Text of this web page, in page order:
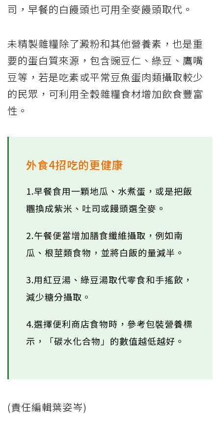
司，早餐的白饅頭也可用全麥饅頭取代。
未精製雜糧除了澱粉和其他營養素，也是重
要的蛋白質來源，包含豌豆仁、綠豆、鷹嘴
豆等，若是吃素或平常豆魚蛋肉類攝取較少
的民眾，可利用全穀雜糧食材增加飲食豐富
性。
外食4招吃的更健康
1.早餐食用一顆地瓜、水煮蛋，或是把飯
糰換成紫米、吐司或饅頭選全麥。
2.午餐便當增加膳食纖維攝取，例如南
瓜、根莖類食物，並將白飯的量減半。
3.用紅豆湯、綠豆湯取代零食和手搖飲，
減少糖分攝取。
4.選擇便利商店食物時，參考包裝營養標
示，「碳水化合物」的數值越低越好。
(責任編輯葉姿岑)